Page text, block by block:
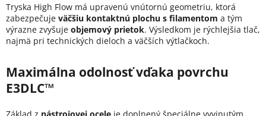
Tryska High Flow má upravenú vnútornú geometriu, ktorá
zabezpečuje väčšiu kontaktnú plochu s filamentom a tým
výrazne zvyšuje objemový prietok. Výsledkom je rýchlejšia tlač,
najmä pri technických dieloch a väčších výtlačkoch.
Maximálna odolnosť vďaka povrchu
E3DLC™